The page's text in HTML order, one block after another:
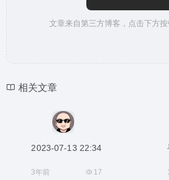
文章来自第三方博客，点击下方
相关文章
2023-07-13 22:34
3年前 17